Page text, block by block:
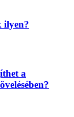
ilyen?
a